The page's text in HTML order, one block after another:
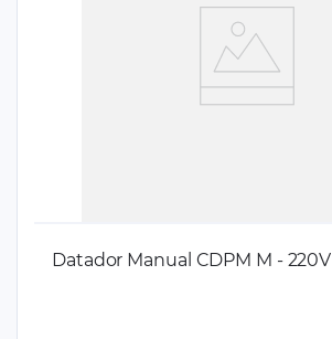
Datador Manual CDPM M - 220V